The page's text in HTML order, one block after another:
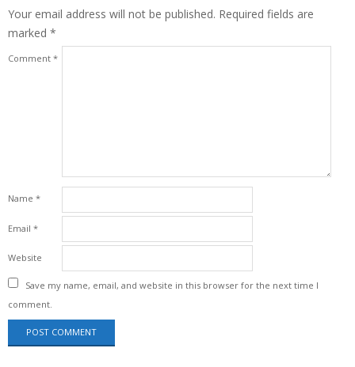
Your email address will not be published. Required fields are
marked *
Comment *
Name *
Email *
Website
Save my name, email, and website in this browser for the next time I
comment.